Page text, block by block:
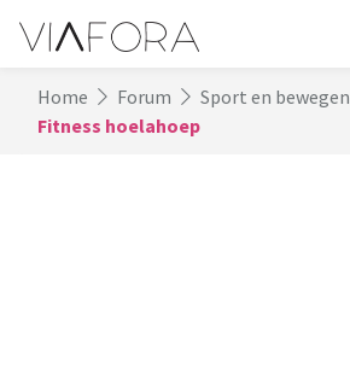
Home Forum
Sport en bewegen
Fitness hoelahoep